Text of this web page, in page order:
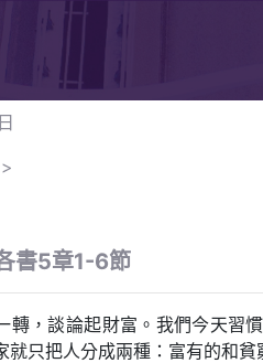
>
書5章1-6節
轉，談論起財富。我們今天習
就只把人分成兩種：富有的和貧